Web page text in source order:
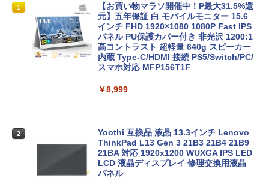
1
【期間限定破格金額！】新生活 新古品 W
in11搭載 パソコンノートパソコンoffice
付き 初心者向けノートPC 初期設定済 1
5.6型 インテル高速CPU ランダムで発送
メモリ4GB～ 高速SSD1TB 最大 フルHD
Webカメラ zoom 軽量薄型 無線 型番更
新で在庫処分
￥12,980
2
NEC VKL24X-4 15.6インチ Core i3 メモ
リ8GB SSD 256GB Office付き Webカメ
ラ テンキー Windows11 ノートパソコン
中古パソコン
1
【お買い物マラソ開催中！P最大31.5%還
元】五年保証 白 モバイルモニター 15.6
インチ FHD 1920×1080 1080P Fast IPS
パネル PU保護カバー付き 非光沢 1200:1
高コントラスト 超軽量 640g スピーカー
内蔵 Type-C/HDMI 接続 PS5/Switch/PC/
スマホ対応 MFP156T1F
￥8,999
2
Yoothi 互換品 液晶 13.3インチ Lenovo
ThinkPad L13 Gen 3 21B3 21B4 21B9
21BA 対応 1920x1200 WUXGA IPS LED
LCD 液晶ディスプレイ 修理交換用液晶
パネル